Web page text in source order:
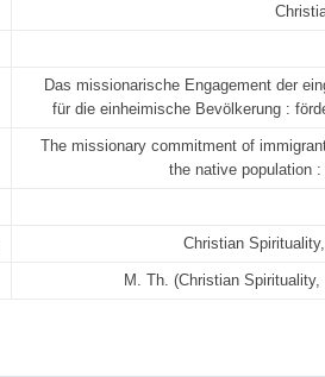
Das missionarische Engagement der
für die einheimische Bevölkerung :
The missionary commitment of
the native population
Christian
M. Th. (Christian